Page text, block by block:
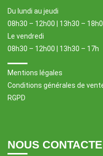
Du lundi au jeudi
08h30 – 12h00 | 13h30 –
Le vendredi
08h30 – 12h00 | 13h30 – 17h
Mentions légales
Conditions générales de
RGPD
NOUS